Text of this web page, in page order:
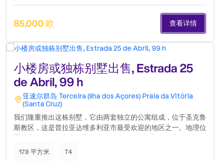
长廊仅几分钟路程，在宁静、舒适和生活质量之间实现了完美的
平衡。如果您正在寻找高品质的生活和战略性的位置，那么这就
是理想的房产。立即安排您的参观，来了解您在维多利亚海滩的
未来家园！能源证书：正在办理中土地总面积：544平方米建筑
总面积：60平方米实用面积：40平方米住宅实用面积每平方米
Heroísmo许可证编号：20089.
85,000 欧 查看详情
小楼房或独栋别墅出售, Estrada 25
de Abril, 99 h
亚速尔群岛 Terceira (Ilha dos Açores) Praia da Vitória
(Santa Cruz)
我们隆重推出这栋别墅，它由两套独立的公寓组成，位于圣克鲁
斯教区，这是普拉亚达维多利亚市最受欢迎的地区之一。地理位
确保了那些每天通勤或希望靠近所有城市服务设施的人的出行便
178 平方米 T4